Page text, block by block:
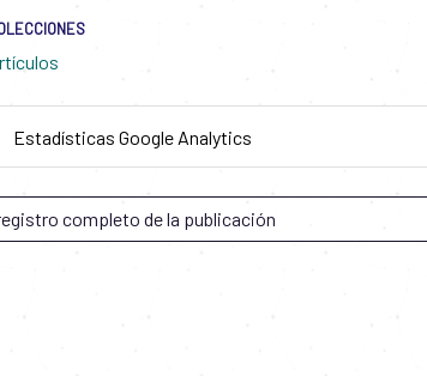
Estadísticas Google Analytics
completo de la publicación